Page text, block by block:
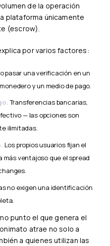
de la operación
plataforma únicamente
(escrow).
por varios factores:
pasar una verificación en un
y un medio de pago.
Transferencias bancarias,
— las opciones son
ilimitadas.
Los propios usuarios fijan el
más ventajoso que el spread
no exigen una identificación
atrae no solo a
a quienes utilizan las